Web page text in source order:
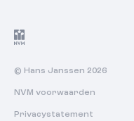
© Hans Janssen 2026
NVM voorwaarden
Privacystatement